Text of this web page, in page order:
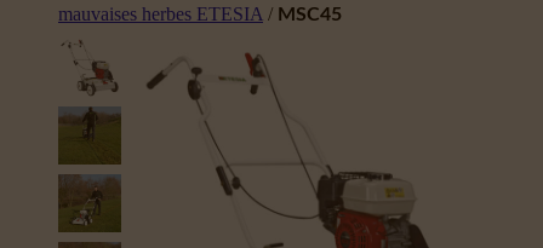
mauvaises herbes ETESIA / MSC45